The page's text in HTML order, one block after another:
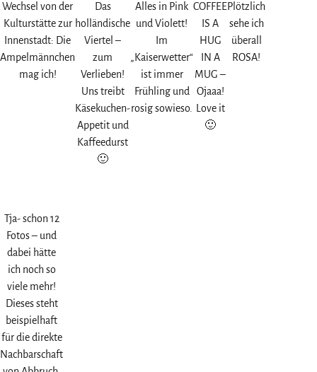
Wechsel von der
Kulturstätte zur
Innenstadt: Die
Ampelmännchen
mag ich!
Das
holländische
Viertel –
zum
Verlieben!
Uns treibt
Käsekuchen-
Appetit und
Kaffeedurst
🙂
Alles in Pink
und Violett!
Im
„Kaiserwetter“
ist immer
Frühling und
rosig sowieso.
COFFEE
IS A
HUG
IN A
MUG –
Ojaaa!
Love it
🙂
Plötzlich
sehe ich
überall
ROSA!
Tja- schon 12
Fotos – und
dabei hätte
ich noch so
viele mehr!
Dieses steht
beispielhaft
für die direkte
Nachbarschaft